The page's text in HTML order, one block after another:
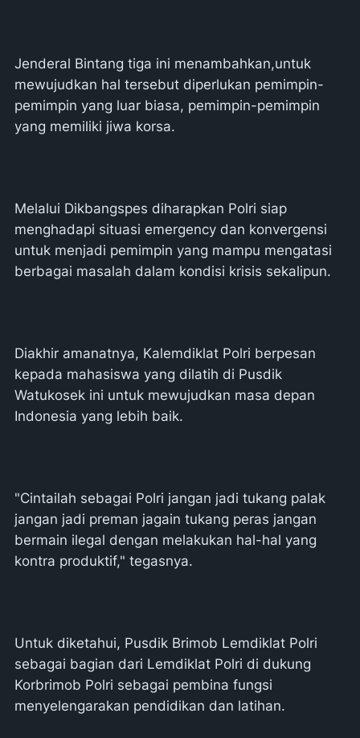
Jenderal Bintang tiga ini menambahkan,untuk
mewujudkan hal tersebut diperlukan pemimpin-
pemimpin yang luar biasa, pemimpin-pemimpin
yang memiliki jiwa korsa.
Melalui Dikbangspes diharapkan Polri siap
menghadapi situasi emergency dan konvergensi
untuk menjadi pemimpin yang mampu mengatasi
berbagai masalah dalam kondisi krisis sekalipun.
Diakhir amanatnya, Kalemdiklat Polri berpesan
kepada mahasiswa yang dilatih di Pusdik
Watukosek ini untuk mewujudkan masa depan
Indonesia yang lebih baik.
"Cintailah sebagai Polri jangan jadi tukang palak
jangan jadi preman jagain tukang peras jangan
bermain ilegal dengan melakukan hal-hal yang
kontra produktif," tegasnya.
Untuk diketahui, Pusdik Brimob Lemdiklat Polri
sebagai bagian dari Lemdiklat Polri di dukung
Korbrimob Polri sebagai pembina fungsi
menyelengarakan pendidikan dan latihan.